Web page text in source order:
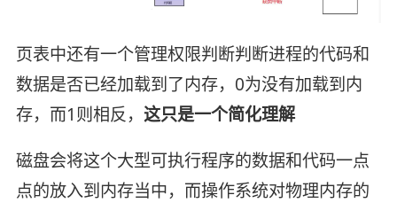
页表中还有一个管理权限判断判断进程的代码和
数据是否已经加载到了内存，0为没有加载到内
存，而1则相反， 这只是一个简化理解
磁盘会将这个大型可执行程序的数据和代码一点
点的放入到内存当中，而操作系统对物理内存的